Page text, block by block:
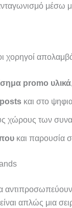
μέσω
χορηγοί
promo υλικά
και στο
χώρους των
και παρουσία
απλώς μια